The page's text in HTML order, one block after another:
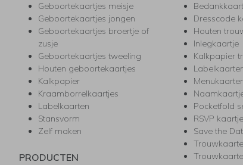
Geboortekaartjes meisje
Geboortekaartjes jongen
Geboortekaartjes broertje of
zusje
Geboortekaartjes tweeling
Houten geboortekaartjes
Kalkpapier
Kraamborrelkaartjes
Labelkaarten
Stansvorm
Zelf maken
PRODUCTEN
Dresscode
Houten
Inlegkaartje
Kalkpapier
Pocketfold
RSVP
Save the